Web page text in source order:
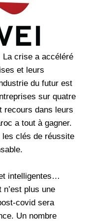
La crise a accéléré
et leurs
du futur est
sur quatre
recours dans leurs
a tout à gagner.
les clés de réussite
intelligentes…
n’est plus une
covid sera
Un nombre